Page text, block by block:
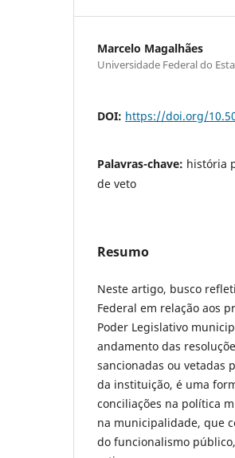
Marcelo Magalhães
Universidade Federal do
DOI: https://doi.org/
Palavras-chave: história
de veto
Resumo
Neste artigo, busco
Federal em relação aos
Poder Legislativo
andamento das
sancionadas ou vetadas
da instituição, é uma
conciliações na política
na municipalidade, que
do funcionalismo